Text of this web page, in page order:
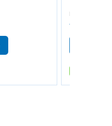
Référence:
18,50 €